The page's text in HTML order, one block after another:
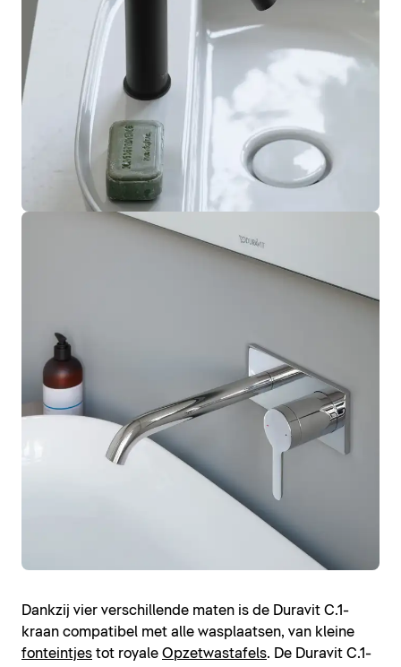
Dankzij vier verschillende maten is de Duravit C.1-
kraan compatibel met alle wasplaatsen, van kleine
fonteintjes tot royale Opzetwastafels. De Duravit C.1-